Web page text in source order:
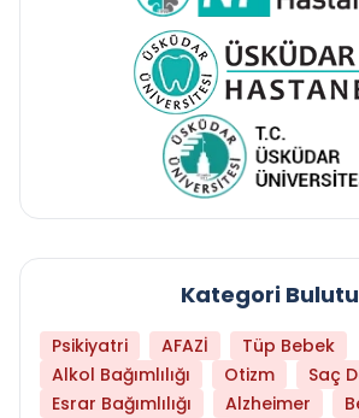
Kategori Bulutu
Psikiyatri AFAZİ
Tüp Bebek
Alkol Bağımlılığı
Otizm
Saç
Esrar Bağımlılığı
Alzheimer